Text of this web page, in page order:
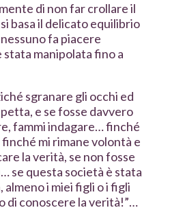
di non far crollare il
basa il delicato equilibrio
fa piacere
manipolata fino a
sgranare gli occhi ed
e se fosse davvero
fammi indagare… finché
mi rimane volontà e
la verità, se non fosse
se questa società è stata
almeno i miei figli o i figli
di conoscere la verità!”…